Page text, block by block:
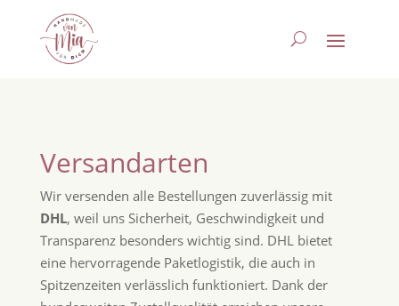
Versandarten
Wir versenden alle Bestellungen zuverlässig mit
DHL, weil uns Sicherheit, Geschwindigkeit und
Transparenz besonders wichtig sind. DHL bietet
eine hervorragende Paketlogistik, die auch in
Spitzenzeiten verlässlich funktioniert. Dank der